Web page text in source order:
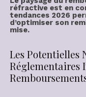
réfractive est en
tendances 2026
d’optimiser son
mise.
Les Potentielles
Réglementaires